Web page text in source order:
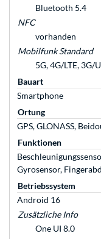
Bluetooth 5.4
NFC
vorhanden
Mobilfunk Standard
5G, 4G/LTE, 3G/
Bauart
Smartphone
Ortung
GPS, GLONASS,
Funktionen
Gyrosensor,
Betriebssystem
Android 16
Zusätzliche Info
One UI 8.0